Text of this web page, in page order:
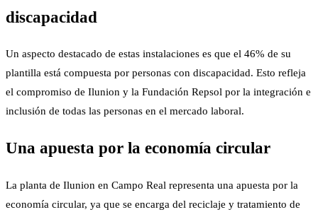
discapacidad
Un aspecto destacado de estas instalaciones es que el 46% de su
plantilla está compuesta por personas con discapacidad. Esto refleja
el compromiso de Ilunion y la Fundación Repsol por la integración e
inclusión de todas las personas en el mercado laboral.
Una apuesta por la economía circular
La planta de Ilunion en Campo Real representa una apuesta por la
economía circular, ya que se encarga del reciclaje y tratamiento de